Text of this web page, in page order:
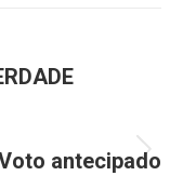
antecipado